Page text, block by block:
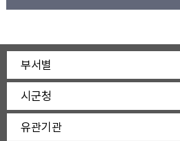
부서별
시군청
유관기관